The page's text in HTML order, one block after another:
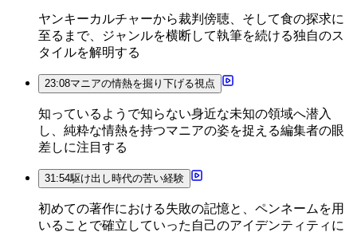
ヤンキーカルチャーから裁判傍聴、そして食の探求に
至るまで、ジャンルを横断して執筆を続ける独自のス
タイルを解明する
23:08マニアの情熱を掘り下げる視点
知っているようで知らない身近な未知の領域へ潜入
し、純粋な情熱を持つマニアの姿を捉える編集者の眼
差しに注目する
31:54駆け出し時代の苦い経験
初めての著作における失敗の記憶と、ペンネームを用
いることで確立していった自己のアイデンティティに